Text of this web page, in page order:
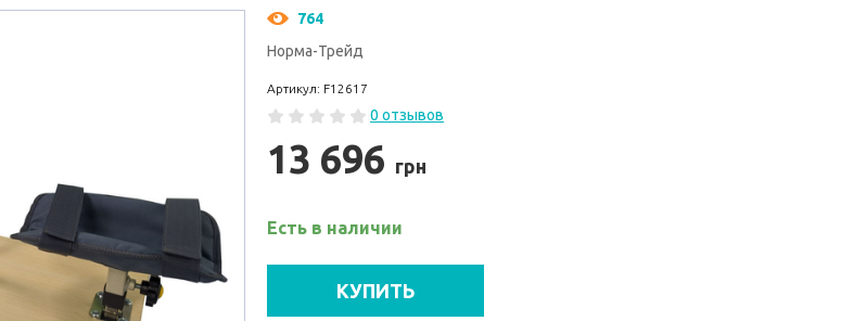
764
Норма-Трейд
Артикул: F12617
0 отзывов
13 696 грн
Есть в наличии
КУПИТЬ